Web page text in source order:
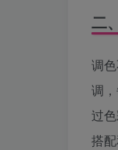
二
调
调
过
搭